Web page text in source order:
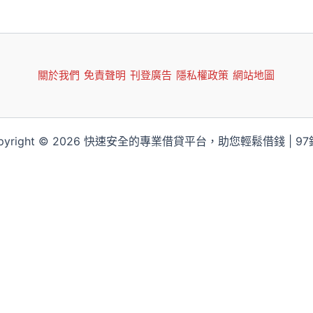
關於我們 免責聲明 刊登廣告 隱私權政策 網站地圖
© 2026 快速安全的專業借貸平台，助您輕鬆借錢 | 97